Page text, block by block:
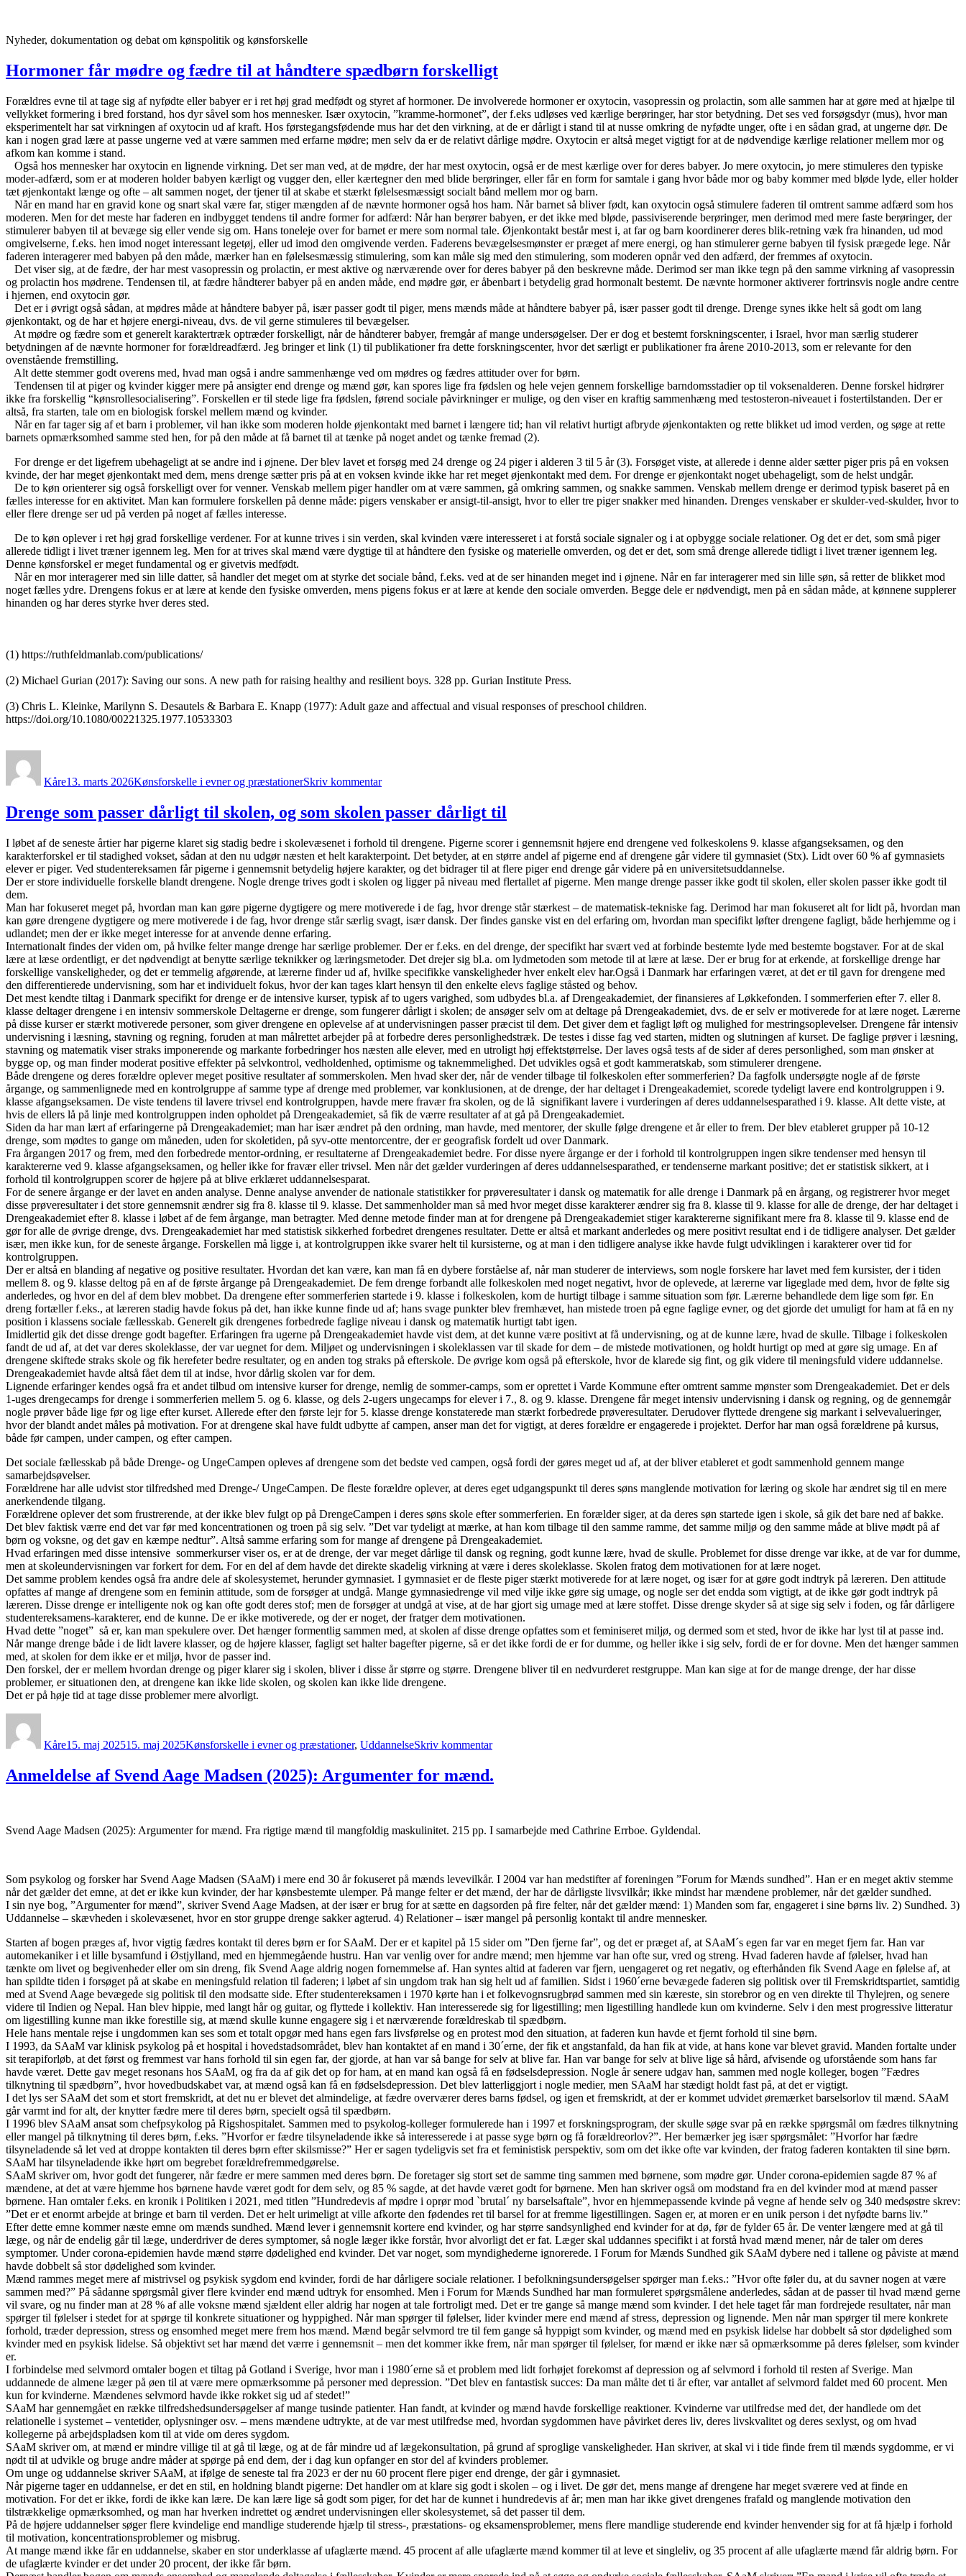
indhold
Nyheder, dokumentation og debat om kønspolitik og kønsforskelle
Hormoner får mødre og fædre til at håndtere spædbørn forskelligt
Forældres evne til at tage sig af nyfødte eller babyer er i ret høj grad medfødt og styret af hormoner. De involverede hormoner er oxytocin, vasopressin og prolactin, som alle sammen har at gøre med at hjælpe til
vellykket formering i bred forstand, hos dyr såvel som hos mennesker. Især oxytocin, ”kramme-hormonet”, der f.eks udløses ved kærlige berøringer, har stor betydning. Det ses ved forsøgsdyr (mus), hvor man
eksperimentelt har sat virkningen af oxytocin ud af kraft. Hos førstegangsfødende mus har det den virkning, at de er dårligt i stand til at nusse omkring de nyfødte unger, ofte i en sådan grad, at ungerne dør. De
kan i nogen grad lære at passe ungerne ved at være sammen med erfarne mødre; men selv da er de relativt dårlige mødre. Oxytocin er altså meget vigtigt for at de nødvendige kærlige relationer mellem mor og
afkom kan komme i stand.
Også hos mennesker har oxytocin en lignende virkning. Det ser man ved, at de mødre, der har mest oxytocin, også er de mest kærlige over for deres babyer. Jo mere oxytocin, jo mere stimuleres den typiske
moder-adfærd, som er at moderen holder babyen kærligt og vugger den, eller kærtegner den med blide berøringer, eller får en form for samtale i gang hvor både mor og baby kommer med bløde lyde, eller holder
tæt øjenkontakt længe og ofte – alt sammen noget, der tjener til at skabe et stærkt følelsesmæssigt socialt bånd mellem mor og barn.
Når en mand har en gravid kone og snart skal være far, stiger mængden af de nævnte hormoner også hos ham. Når barnet så bliver født, kan oxytocin også stimulere faderen til omtrent samme adfærd som hos
moderen. Men for det meste har faderen en indbygget tendens til andre former for adfærd: Når han berører babyen, er det ikke med bløde, passiviserende berøringer, men derimod med mere faste berøringer, der
stimulerer babyen til at bevæge sig eller vende sig om. Hans toneleje over for barnet er mere som normal tale. Øjenkontakt består mest i, at far og barn koordinerer deres blik-retning væk fra hinanden, ud mod
omgivelserne, f.eks. hen imod noget interessant legetøj, eller ud imod den omgivende verden. Faderens bevægelsesmønster er præget af mere energi, og han stimulerer gerne babyen til fysisk prægede lege. Når
faderen interagerer med babyen på den måde, mærker han en følelsesmæssig stimulering, som kan måle sig med den stimulering, som moderen opnår ved den adfærd, der fremmes af oxytocin.
Det viser sig, at de fædre, der har mest vasopressin og prolactin, er mest aktive og nærværende over for deres babyer på den beskrevne måde. Derimod ser man ikke tegn på den samme virkning af vasopressin
og prolactin hos mødrene. Tendensen til, at fædre håndterer babyer på en anden måde, end mødre gør, er åbenbart i betydelig grad hormonalt bestemt. De nævnte hormoner aktiverer fortrinsvis nogle andre centre
i hjernen, end oxytocin gør.
Det er i øvrigt også sådan, at mødres måde at håndtere babyer på, især passer godt til piger, mens mænds måde at håndtere babyer på, især passer godt til drenge. Drenge synes ikke helt så godt om lang
øjenkontakt, og de har et højere energi-niveau, dvs. de vil gerne stimuleres til bevægelser.
At mødre og fædre som et generelt karaktertræk optræder forskelligt, når de håndterer babyer, fremgår af mange undersøgelser. Der er dog et bestemt forskningscenter, i Israel, hvor man særlig studerer
betydningen af de nævnte hormoner for forældreadfærd. Jeg bringer et link (1) til publikationer fra dette forskningscenter, hvor det særligt er publikationer fra årene 2010-2013, som er relevante for den
ovenstående fremstilling.
Alt dette stemmer godt overens med, hvad man også i andre sammenhænge ved om mødres og fædres attituder over for børn.
Tendensen til at piger og kvinder kigger mere på ansigter end drenge og mænd gør, kan spores lige fra fødslen og hele vejen gennem forskellige barndomsstadier op til voksenalderen. Denne forskel hidrører
ikke fra forskellig “kønsrollesocialisering”. Forskellen er til stede lige fra fødslen, førend sociale påvirkninger er mulige, og den viser en kraftig sammenhæng med testosteron-niveauet i fostertilstanden. Der er
altså, fra starten, tale om en biologisk forskel mellem mænd og kvinder.
Når en far tager sig af et barn i problemer, vil han ikke som moderen holde øjenkontakt med barnet i længere tid; han vil relativt hurtigt afbryde øjenkontakten og rette blikket ud imod verden, og søge at rette
barnets opmærksomhed samme sted hen, for på den måde at få barnet til at tænke på noget andet og tænke fremad (2).
For drenge er det ligefrem ubehageligt at se andre ind i øjnene. Der blev lavet et forsøg med 24 drenge og 24 piger i alderen 3 til 5 år (3). Forsøget viste, at allerede i denne alder sætter piger pris på en voksen
kvinde, der har meget øjenkontakt med dem, mens drenge sætter pris på at en voksen kvinde ikke har ret meget øjenkontakt med dem. For drenge er øjenkontakt noget ubehageligt, som de helst undgår.
De to køn orienterer sig også forskelligt over for venner. Venskab mellem piger handler om at være sammen, gå omkring sammen, og snakke sammen. Venskab mellem drenge er derimod typisk baseret på en
fælles interesse for en aktivitet. Man kan formulere forskellen på denne måde: pigers venskaber er ansigt-til-ansigt, hvor to eller tre piger snakker med hinanden. Drenges venskaber er skulder-ved-skulder, hvor to
eller flere drenge ser ud på verden på noget af fælles interesse.
De to køn oplever i ret høj grad forskellige verdener. For at kunne trives i sin verden, skal kvinden være interesseret i at forstå sociale signaler og i at opbygge sociale relationer. Og det er det, som små piger
allerede tidligt i livet træner igennem leg. Men for at trives skal mænd være dygtige til at håndtere den fysiske og materielle omverden, og det er det, som små drenge allerede tidligt i livet træner igennem leg.
Denne kønsforskel er meget fundamental og er givetvis medfødt.
Når en mor interagerer med sin lille datter, så handler det meget om at styrke det sociale bånd, f.eks. ved at de ser hinanden meget ind i øjnene. Når en far interagerer med sin lille søn, så retter de blikket mod
noget fælles ydre. Drengens fokus er at lære at kende den fysiske omverden, mens pigens fokus er at lære at kende den sociale omverden. Begge dele er nødvendigt, men på en sådan måde, at kønnene supplerer
hinanden og har deres styrke hver deres sted.
(1) https://ruthfeldmanlab.com/publications/
(2) Michael Gurian (2017): Saving our sons. A new path for raising healthy and resilient boys. 328 pp. Gurian Institute Press.
(3) Chris L. Kleinke, Marilynn S. Desautels & Barbara E. Knapp (1977): Adult gaze and affectual and visual responses of preschool children.
https://doi.org/10.1080/00221325.1977.10533303
Kåre13. marts 2026Kønsforskelle i evner og præstationerSkriv kommentarfår
og
fædre
at
håndtere
spædbørn
forskelligt
Drenge som passer dårligt til skolen, og som skolen passer dårligt til
I løbet af de seneste årtier har pigerne klaret sig stadig bedre i skolevæsenet i forhold til drengene. Pigerne scorer i gennemsnit højere end drengene ved folkeskolens 9. klasse afgangseksamen, og den
karakterforskel er til stadighed vokset, sådan at den nu udgør næsten et helt karakterpoint. Det betyder, at en større andel af pigerne end af drengene går videre til gymnasiet (Stx). Lidt over 60 % af gymnasiets
elever er piger. Ved studentereksamen får pigerne i gennemsnit betydelig højere karakter, og det bidrager til at flere piger end drenge går videre på en universitetsuddannelse.
Der er store individuelle forskelle blandt drengene. Nogle drenge trives godt i skolen og ligger på niveau med flertallet af pigerne. Men mange drenge passer ikke godt til skolen, eller skolen passer ikke godt til
dem.
Man har fokuseret meget på, hvordan man kan gøre pigerne dygtigere og mere motiverede i de fag, hvor drenge står stærkest – de matematisk-tekniske fag. Derimod har man fokuseret alt for lidt på, hvordan man
kan gøre drengene dygtigere og mere motiverede i de fag, hvor drenge står særlig svagt, især dansk. Der findes ganske vist en del erfaring om, hvordan man specifikt løfter drengene fagligt, både herhjemme og i
udlandet; men der er ikke meget interesse for at anvende denne erfaring.
Internationalt findes der viden om, på hvilke felter mange drenge har særlige problemer. Der er f.eks. en del drenge, der specifikt har svært ved at forbinde bestemte lyde med bestemte bogstaver. For at de skal
lære at læse ordentligt, er det nødvendigt at benytte særlige teknikker og læringsmetoder. Det drejer sig bl.a. om lydmetoden som metode til at lære at læse. Der er brug for at erkende, at forskellige drenge har
forskellige vanskeligheder, og det er temmelig afgørende, at lærerne finder ud af, hvilke specifikke vanskeligheder hver enkelt elev har.Også i Danmark har erfaringen været, at det er til gavn for drengene med
den differentierede undervisning, som har et individuelt fokus, hvor der kan tages klart hensyn til den enkelte elevs faglige ståsted og behov.
Det mest kendte tiltag i Danmark specifikt for drenge er de intensive kurser, typisk af to ugers varighed, som udbydes bl.a. af Drengeakademiet, der finansieres af Løkkefonden. I sommerferien efter 7. eller 8.
klasse deltager drengene i en intensiv sommerskole Deltagerne er drenge, som fungerer dårligt i skolen; de ansøger selv om at deltage på Drengeakademiet, dvs. de er selv er motiverede for at lære noget. Lærerne
på disse kurser er stærkt motiverede personer, som giver drengene en oplevelse af at undervisningen passer præcist til dem. Det giver dem et fagligt løft og mulighed for mestringsoplevelser. Drengene får intensiv
undervisning i læsning, stavning og regning, foruden at man målrettet arbejder på at forbedre deres personlighedstræk. De testes i disse fag ved starten, midten og slutningen af kurset. De faglige prøver i læsning,
stavning og matematik viser straks imponerende og markante forbedringer hos næsten alle elever, med en utroligt høj effektstørrelse. Der laves også tests af de sider af deres personlighed, som man ønsker at
bygge op, og man finder moderat positive effekter på selvkontrol, vedholdenhed, optimisme og taknemmelighed. Det udvikles også et godt kammeratskab, som stimulerer drengene.
Både drengene og deres forældre oplever meget positive resultater af sommerskolen. Men hvad sker der, når de vender tilbage til folkeskolen efter sommerferien? Da fagfolk undersøgte nogle af de første
årgange, og sammenlignede med en kontrolgruppe af samme type af drenge med problemer, var konklusionen, at de drenge, der har deltaget i Drengeakademiet, scorede tydeligt lavere end kontrolgruppen i 9.
klasse afgangseksamen. De viste tendens til lavere trivsel end kontrolgruppen, havde mere fravær fra skolen, og de lå signifikant lavere i vurderingen af deres uddannelsesparathed i 9. klasse. Alt dette viste, at
hvis de ellers lå på linje med kontrolgruppen inden opholdet på Drengeakademiet, så fik de værre resultater af at gå på Drengeakademiet.
Siden da har man lært af erfaringerne på Drengeakademiet; man har især ændret på den ordning, man havde, med mentorer, der skulle følge drengene et år eller to frem. Der blev etableret grupper på 10-12
drenge, som mødtes to gange om måneden, uden for skoletiden, på syv-otte mentorcentre, der er geografisk fordelt ud over Danmark.
Fra årgangen 2017 og frem, med den forbedrede mentor-ordning, er resultaterne af Drengeakademiet bedre. For disse nyere årgange er der i forhold til kontrolgruppen ingen sikre tendenser med hensyn til
karaktererne ved 9. klasse afgangseksamen, og heller ikke for fravær eller trivsel. Men når det gælder vurderingen af deres uddannelsesparathed, er tendenserne markant positive; det er statistisk sikkert, at i
forhold til kontrolgruppen scorer de højere på at blive erklæret uddannelsesparat.
For de senere årgange er der lavet en anden analyse. Denne analyse anvender de nationale statistikker for prøveresultater i dansk og matematik for alle drenge i Danmark på en årgang, og registrerer hvor meget
disse prøveresultater i det store gennemsnit ændrer sig fra 8. klasse til 9. klasse. Det sammenholder man så med hvor meget disse karakterer ændrer sig fra 8. klasse til 9. klasse for alle de drenge, der har deltaget i
Drengeakademiet efter 8. klasse i løbet af de fem årgange, man betragter. Med denne metode finder man at for drengene på Drengeakademiet stiger karaktererne signifikant mere fra 8. klasse til 9. klasse end de
gør for alle de øvrige drenge, dvs. Drengeakademiet har med statistisk sikkerhed forbedret drengenes resultater. Dette er altså et markant anderledes og mere positivt resultat end i de tidligere analyser. Det gælder
især, men ikke kun, for de seneste årgange. Forskellen må ligge i, at kontrolgruppen ikke svarer helt til kursisterne, og at man i den tidligere analyse ikke havde fulgt udviklingen i karakterer over tid for
kontrolgruppen.
Der er altså en blanding af negative og positive resultater. Hvordan det kan være, kan man få en dybere forståelse af, når man studerer de interviews, som nogle forskere har lavet med fem kursister, der i tiden
mellem 8. og 9. klasse deltog på en af de første årgange på Drengeakademiet. De fem drenge forbandt alle folkeskolen med noget negativt, hvor de oplevede, at lærerne var ligeglade med dem, hvor de følte sig
anderledes, og hvor en del af dem blev mobbet. Da drengene efter sommerferien startede i 9. klasse i folkeskolen, kom de hurtigt tilbage i samme situation som før. Lærerne behandlede dem lige som før. En
dreng fortæller f.eks., at læreren stadig havde fokus på det, han ikke kunne finde ud af; hans svage punkter blev fremhævet, han mistede troen på egne faglige evner, og det gjorde det umuligt for ham at få en ny
position i klassens sociale fællesskab. Generelt gik drengenes forbedrede faglige niveau i dansk og matematik hurtigt tabt igen.
Imidlertid gik det disse drenge godt bagefter. Erfaringen fra ugerne på Drengeakademiet havde vist dem, at det kunne være positivt at få undervisning, og at de kunne lære, hvad de skulle. Tilbage i folkeskolen
fandt de ud af, at det var deres skoleklasse, der var uegnet for dem. Miljøet og undervisningen i skoleklassen var til skade for dem – de mistede motivationen, og holdt hurtigt op med at gøre sig umage. En af
drengene skiftede straks skole og fik herefeter bedre resultater, og en anden tog straks på efterskole. De øvrige kom også på efterskole, hvor de klarede sig fint, og gik videre til meningsfuld videre uddannelse.
Drengeakademiet havde altså fået dem til at indse, hvor dårlig skolen var for dem.
Lignende erfaringer kendes også fra et andet tilbud om intensive kurser for drenge, nemlig de sommer-camps, som er oprettet i Varde Kommune efter omtrent samme mønster som Drengeakademiet. Det er dels
1-uges drengecamps for drenge i sommerferien mellem 5. og 6. klasse, og dels 2-ugers ungecamps for elever i 7., 8. og 9. klasse. Drengene får meget intensiv undervisning i dansk og regning, og de gennemgår
nogle prøver både lige før og lige efter kurset. Allerede efter den første lejr for 5. klasse drenge konstaterede man stærkt forbedrede prøveresultater. Derudover flyttede drengene sig markant i selvevalueringer,
hvor der blandt andet måles på motivation. For at drengene skal have fuldt udbytte af campen, anser man det for vigtigt, at deres forældre er engagerede i projektet. Derfor har man også forældrene på kursus,
både før campen, under campen, og efter campen.
Det sociale fællesskab på både Drenge- og UngeCampen opleves af drengene som det bedste ved campen, også fordi der gøres meget ud af, at der bliver etableret et godt sammenhold gennem mange
samarbejdsøvelser.
Forældrene har alle udvist stor tilfredshed med Drenge-/ UngeCampen. De fleste forældre oplever, at deres eget udgangspunkt til deres søns manglende motivation for læring og skole har ændret sig til en mere
anerkendende tilgang.
Forældrene oplever det som frustrerende, at der ikke blev fulgt op på DrengeCampen i deres søns skole efter sommerferien. En forælder siger, at da deres søn startede igen i skole, så gik det bare ned af bakke.
Det blev faktisk værre end det var før med koncentrationen og troen på sig selv. ”Det var tydeligt at mærke, at han kom tilbage til den samme ramme, det samme miljø og den samme måde at blive mødt på af
børn og voksne, og det gav en kæmpe nedtur”. Altså samme erfaring som for mange af drengene på Drengeakademiet.
Hvad erfaringen med disse intensive sommerkurser viser os, er at de drenge, der var meget dårlige til dansk og regning, godt kunne lære, hvad de skulle. Problemet for disse drenge var ikke, at de var for dumme,
men at skoleundervisningen var forkert for dem. For en del af dem havde det direkte skadelig virkning at være i deres skoleklasse. Skolen fratog dem motivationen for at lære noget.
Det samme problem kendes også fra andre dele af skolesystemet, herunder gymnasiet. I gymnasiet er de fleste piger stærkt motiverede for at lære noget, og især for at gøre godt indtryk på læreren. Den attitude
opfattes af mange af drengene som en feminin attitude, som de forsøger at undgå. Mange gymnasiedrenge vil med vilje ikke gøre sig umage, og nogle ser det endda som vigtigt, at de ikke gør godt indtryk på
læreren. Disse drenge er intelligente nok og kan ofte godt deres stof; men de forsøger at undgå at vise, at de har gjort sig umage med at lære stoffet. Disse drenge skyder så at sige sig selv i foden, og får dårligere
studentereksamens-karakterer, end de kunne. De er ikke motiverede, og der er noget, der fratger dem motivationen.
Hvad dette ”noget” så er, kan man spekulere over. Det hænger formentlig sammen med, at skolen af disse drenge opfattes som et feminiseret miljø, og dermed som et sted, hvor de ikke har lyst til at passe ind.
Når mange drenge både i de lidt lavere klasser, og de højere klasser, fagligt set halter bagefter pigerne, så er det ikke fordi de er for dumme, og heller ikke i sig selv, fordi de er for dovne. Men det hænger sammen
med, at skolen for dem ikke er et miljø, hvor de passer ind.
Den forskel, der er mellem hvordan drenge og piger klarer sig i skolen, bliver i disse år større og større. Drengene bliver til en nedvurderet restgruppe. Man kan sige at for de mange drenge, der har disse
problemer, er situationen den, at drengene kan ikke lide skolen, og skolen kan ikke lide drengene.
Det er på høje tid at tage disse problemer mere alvorligt.
Kåre15. maj 202515. maj 2025Kønsforskelle i evner og præstationer, UddannelseSkriv kommentarsom
til
skolen
til
Anmeldelse af Svend Aage Madsen (2025): Argumenter for mænd.
Svend Aage Madsen (2025): Argumenter for mænd. Fra rigtige mænd til mangfoldig maskulinitet. 215 pp. I samarbejde med Cathrine Errboe. Gyldendal.
Som psykolog og forsker har Svend Aage Madsen (SAaM) i mere end 30 år fokuseret på mænds levevilkår. I 2004 var han medstifter af foreningen ”Forum for Mænds sundhed”. Han er en meget aktiv stemme
når det gælder det emne, at det er ikke kun kvinder, der har kønsbestemte ulemper. På mange felter er det mænd, der har de dårligste livsvilkår; ikke mindst har mændene problemer, når det gælder sundhed.
I sin nye bog, ”Argumenter for mænd”, skriver Svend Aage Madsen, at der især er brug for at sætte en dagsorden på fire felter, når det gælder mænd: 1) Manden som far, engageret i sine børns liv. 2) Sundhed. 3)
Uddannelse – skævheden i skolevæsenet, hvor en stor gruppe drenge sakker agterud. 4) Relationer – især mangel på personlig kontakt til andre mennesker.
Starten af bogen præges af, hvor vigtig fædres kontakt til deres børn er for SAaM. Der er et kapitel på 15 sider om ”Den fjerne far”, og det er præget af, at SAaM´s egen far var en meget fjern far. Han var
automekaniker i et lille bysamfund i Østjylland, med en hjemmegående hustru. Han var venlig over for andre mænd; men hjemme var han ofte sur, vred og streng. Hvad faderen havde af følelser, hvad han
tænkte om livet og begivenheder eller om sin dreng, fik Svend Aage aldrig nogen fornemmelse af. Han syntes altid at faderen var fjern, uengageret og ret negativ, og efterhånden fik Svend Aage en følelse af, at
han spildte tiden i forsøget på at skabe en meningsfuld relation til faderen; i løbet af sin ungdom trak han sig helt ud af familien. Sidst i 1960´erne bevægede faderen sig politisk over til Fremskridtspartiet, samtidig
med at Svend Aage bevægede sig politisk til den modsatte side. Efter studentereksamen i 1970 kørte han i et folkevognsrugbrød sammen med sin kæreste, sin storebror og en ven direkte til Thylejren, og senere
videre til Indien og Nepal. Han blev hippie, med langt hår og guitar, og flyttede i kollektiv. Han interesserede sig for ligestilling; men ligestilling handlede kun om kvinderne. Selv i den mest progressive litteratur
om ligestilling kunne man ikke forestille sig, at mænd skulle kunne engagere sig i et nærværende forældreskab til spædbørn.
Hele hans mentale rejse i ungdommen kan ses som et totalt opgør med hans egen fars livsførelse og en protest mod den situation, at faderen kun havde et fjernt forhold til sine børn.
I 1993, da SAaM var klinisk psykolog på et hospital i hovedstadsområdet, blev han kontaktet af en mand i 30´erne, der fik et angstanfald, da han fik at vide, at hans kone var blevet gravid. Manden fortalte under
sit terapiforløb, at det først og fremmest var hans forhold til sin egen far, der gjorde, at han var så bange for selv at blive far. Han var bange for selv at blive lige så hård, afvisende og uforstående som hans far
havde været. Dette gav meget resonans hos SAaM, og fra da af gik det op for ham, at en mand kan også få en fødselsdepression. Nogle år senere udgav han, sammen med nogle kolleger, bogen ”Fædres
tilknytning til spædbørn”, hvor hovedbudskabet var, at mænd også kan få en fødselsdepression. Det blev latterliggjort i nogle medier, men SAaM har stædigt holdt fast på, at det er vigtigt.
I det lys ser SAaM det som et stort fremskridt, at det nu er blevet det almindelige, at fædre overværer deres barns fødsel, og igen et fremskridt, at der er kommet udvidet øremærket barselsorlov til mænd. SAaM
går varmt ind for alt, der knytter fædre mere til deres børn, specielt også til spædbørn.
I 1996 blev SAaM ansat som chefpsykolog på Rigshospitalet. Sammen med to psykolog-kolleger formulerede han i 1997 et forskningsprogram, der skulle søge svar på en række spørgsmål om fædres tilknytning
eller mangel på tilknytning til deres børn, f.eks. ”Hvorfor er fædre tilsyneladende ikke så interesserede i at passe syge børn og få forældreorlov?”. Her bemærker jeg især spørgsmålet: ”Hvorfor har fædre
tilsyneladende så let ved at droppe kontakten til deres børn efter skilsmisse?” Her er sagen tydeligvis set fra et feministisk perspektiv, som om det ikke ofte var kvinden, der fratog faderen kontakten til sine børn.
SAaM har tilsyneladende ikke hørt om begrebet forældrefremmedgørelse.
SAaM skriver om, hvor godt det fungerer, når fædre er mere sammen med deres børn. De foretager sig stort set de samme ting sammen med børnene, som mødre gør. Under corona-epidemien sagde 87 % af
mændene, at det at være hjemme hos børnene havde været godt for dem selv, og 85 % sagde, at det havde været godt for børnene. Men han skriver også om modstand fra en del kvinder mod at mænd passer
børnene. Han omtaler f.eks. en kronik i Politiken i 2021, med titlen ”Hundredevis af mødre i oprør mod `brutal´ ny barselsaftale”, hvor en hjemmepassende kvinde på vegne af hende selv og 340 medsøstre skrev:
”Det er et enormt arbejde at bringe et barn til verden. Det er helt urimeligt at ville afkorte den fødendes ret til barsel for at fremme ligestillingen. Sagen er, at moren er en unik person i det nyfødte barns liv.”
Efter dette emne kommer næste emne om mænds sundhed. Mænd lever i gennemsnit kortere end kvinder, og har større sandsynlighed end kvinder for at dø, før de fylder 65 år. De venter længere med at gå til
læge, og når de endelig går til læge, underdriver de deres symptomer, så nogle læger ikke forstår, hvor alvorligt det er fat. Læger skal uddannes specifikt i at forstå hvad mænd mener, når de taler om deres
symptomer. Under corona-epidemien havde mænd større dødelighed end kvinder. Det var noget, som myndighederne ignorerede. I Forum for Mænds Sundhed gik SAaM dybere ned i tallene og påviste at mænd
havde dobbelt så stor dødelighed som kvinder.
Mænd rammes meget mere af mistrivsel og psykisk sygdom end kvinder, fordi de har dårligere sociale relationer. I befolkningsundersøgelser spørger man f.eks.: ”Hvor ofte føler du, at du savner nogen at være
sammen med?” På sådanne spørgsmål giver flere kvinder end mænd udtryk for ensomhed. Men i Forum for Mænds Sundhed har man formuleret spørgsmålene anderledes, sådan at de passer til hvad mænd gerne
vil svare, og nu finder man at 28 % af alle voksne mænd sjældent eller aldrig har nogen at tale fortroligt med. Det er tre gange så mange mænd som kvinder. I det hele taget får man fordrejede resultater, når man
spørger til følelser i stedet for at spørge til konkrete situationer og hyppighed. Når man spørger til følelser, lider kvinder mere end mænd af stress, depression og lignende. Men når man spørger til mere konkrete
forhold, træder depression, stress og ensomhed meget mere frem hos mænd. Mænd begår selvmord tre til fem gange så hyppigt som kvinder, og mænd med en psykisk lidelse har dobbelt så stor dødelighed som
kvinder med en psykisk lidelse. Så objektivt set har mænd det værre i gennemsnit – men det kommer ikke frem, når man spørger til følelser, for mænd er ikke nær så opmærksomme på deres følelser, som kvinder
er.
I forbindelse med selvmord omtaler bogen et tiltag på Gotland i Sverige, hvor man i 1980´erne så et problem med lidt forhøjet forekomst af depression og af selvmord i forhold til resten af Sverige. Man
uddannede de almene læger på øen til at være mere opmærksomme på personer med depression. ”Det blev en fantastisk succes: Da man målte det ti år efter, var antallet af selvmord faldet med 60 procent. Men
kun for kvinderne. Mændenes selvmord havde ikke rokket sig ud af stedet!”
SAaM har gennemgået en række tilfredshedsundersøgelser af mange tusinde patienter. Han fandt, at kvinder og mænd havde forskellige reaktioner. Kvinderne var utilfredse med det, der handlede om det
relationelle i systemet – ventetider, oplysninger osv. – mens mændene udtrykte, at de var mest utilfredse med, hvordan sygdommen have påvirket deres liv, deres livskvalitet og deres sexlyst, og om hvad
kollegerne på arbejdspladsen kom til at vide om deres sygdom.
SAaM skriver om, at mænd er mindre villige til at gå til læge, og at de får mindre ud af lægekonsultation, på grund af sproglige vanskeligheder. Han skriver, at skal vi i tide finde frem til mænds sygdomme, er vi
nødt til at udvikle og bruge andre måder at spørge på end dem, der i dag kun opfanger en stor del af kvinders problemer.
Om unge og uddannelse skriver SAaM, at ifølge de seneste tal fra 2023 er der nu 60 procent flere piger end drenge, der går i gymnasiet.
Når pigerne tager en uddannelse, er det en stil, en holdning blandt pigerne: Det handler om at klare sig godt i skolen – og i livet. De gør det, mens mange af drengene har meget sværere ved at finde en
motivation. For det er ikke, fordi de ikke kan lære. De kan lære lige så godt som piger, for det har de kunnet i hundredevis af år; men man har ikke givet drengenes frafald og manglende motivation den
tilstrækkelige opmærksomhed, og man har hverken indrettet og ændret undervisningen eller skolesystemet, så det passer til dem.
På de højere uddannelser søger flere kvindelige end mandlige studerende hjælp til stress-, præstations- og eksamensproblemer, mens flere mandlige studerende end kvinder henvender sig for at få hjælp i forhold
til motivation, koncentrationsproblemer og misbrug.
At mange mænd ikke får en uddannelse, skaber en stor underklasse af ufaglærte mænd. 45 procent af alle ufaglærte mænd kommer til at leve et singleliv, og 35 procent af alle ufaglærte mænd får aldrig børn. For
de ufaglærte kvinder er det under 20 procent, der ikke får børn.